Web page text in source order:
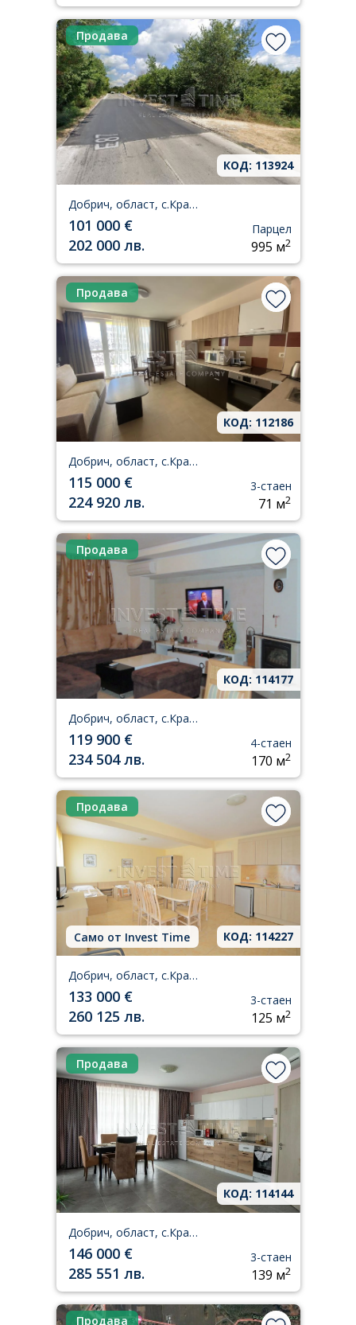
Продава
КОД: 113924
Добрич, област, с.Кранево
101 000 €
202 000 лв.
Парцел
995 м2
Продава
КОД: 112186
Добрич, област, с.Кранево
115 000 €
224 920 лв.
3-стаен
71 м2
Продава
КОД: 114177
Добрич, област, с.Кранево
119 900 €
234 504 лв.
4-стаен
170 м2
Продава
Само от Invest Time КОД: 114227
Добрич, област, с.Кранево
133 000 €
260 125 лв.
3-стаен
125 м2
Продава
КОД: 114144
Добрич, област, с.Кранево
146 000 €
285 551 лв.
3-стаен
139 м2
Продава